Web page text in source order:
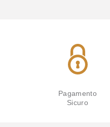
Pagamento
Sicuro